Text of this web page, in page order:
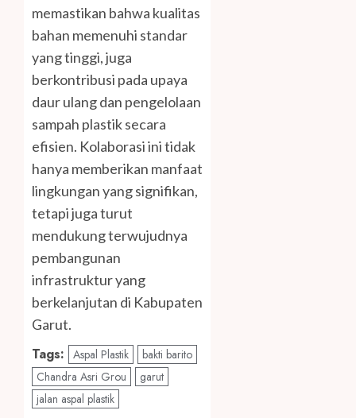
memastikan bahwa kualitas
bahan memenuhi standar
yang tinggi, juga
berkontribusi pada upaya
daur ulang dan pengelolaan
sampah plastik secara
efisien. Kolaborasi ini tidak
hanya memberikan manfaat
lingkungan yang signifikan,
tetapi juga turut
mendukung terwujudnya
pembangunan
infrastruktur yang
berkelanjutan di Kabupaten
Garut.
Tags: Aspal Plastik
bakti barito
Chandra Asri Grou
garut
jalan aspal plastik